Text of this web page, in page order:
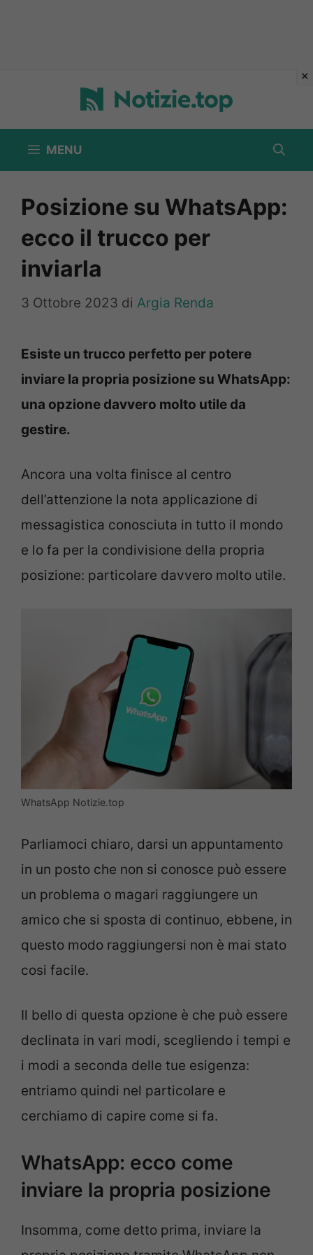
contenuto
MENU
Posizione su WhatsApp:
ecco il trucco per
inviarla
3 Ottobre 2023 di Argia Renda
Esiste un trucco perfetto per potere
inviare la propria posizione su WhatsApp:
una opzione davvero molto utile da
gestire.
Ancora una volta finisce al centro
dell’attenzione la nota applicazione di
messagistica conosciuta in tutto il mondo
e lo fa per la condivisione della propria
posizione: particolare davvero molto utile.
WhatsApp Notizie.top
Parliamoci chiaro, darsi un appuntamento
in un posto che non si conosce può essere
un problema o magari raggiungere un
amico che si sposta di continuo, ebbene, in
questo modo raggiungersi non è mai stato
cosi facile.
Il bello di questa opzione è che può essere
declinata in vari modi, scegliendo i tempi e
i modi a seconda delle tue esigenza:
entriamo quindi nel particolare e
cerchiamo di capire come si fa.
WhatsApp: ecco come
inviare la propria posizione
Insomma, come detto prima, inviare la